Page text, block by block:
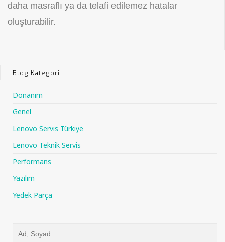
daha masraflı ya da telafi edilemez hatalar
oluşturabilir.
Blog Kategori
Donanım
Genel
Lenovo Servis Türkiye
Lenovo Teknik Servis
Performans
Yazılım
Yedek Parça